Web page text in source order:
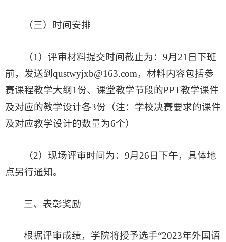
（三）时间安排
（1）评审材料提交时间截止为：9月21 日 下班
前，发送到qustwyjxb@163.com，材料内容包括参
赛课程教学大纲1份、课堂教学节段的PPT教学课件
及对应的教学设计各3份 （注：学校决赛要求的课件
及对应教学设计的数量为6个）
（2）现场评审时间为：9月26 日 下午，具体地
点另行通知。
三、表彰奖励
根据评审成绩，学院将授予选手“2023年外国语